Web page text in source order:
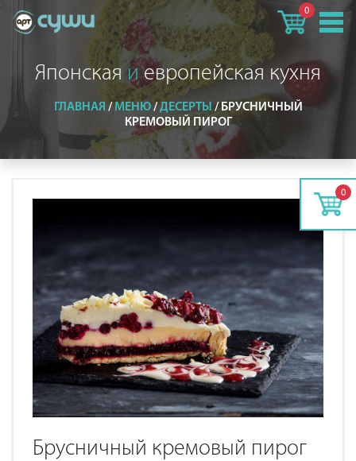
0
Японскаяиевропейская кухня
ГЛАВНАЯ/МЕНЮ/ДЕСЕРТЫ/БРУСНИЧНЫЙ
КРЕМОВЫЙ ПИРОГ
0
Брусничный кремовый пирог